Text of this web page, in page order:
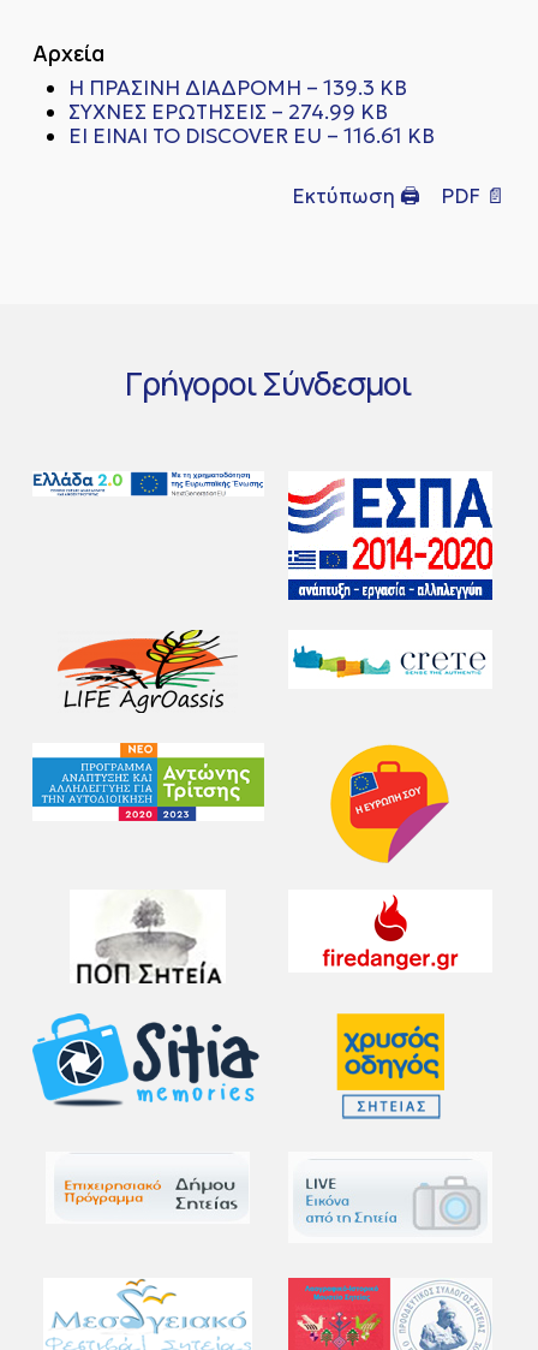
Αρχεία
Η ΠΡΑΣΙΝΗ ΔΙΑΔΡΟΜΗ – 139.3 KB
ΣΥΧΝΕΣ ΕΡΩΤΗΣΕΙΣ – 274.99 KB
EI EINAI TO DISCOVER EU – 116.61 KB
Εκτύπωση 🖨 PDF 📄
ΓρήγοροιΣύνδεσμοι